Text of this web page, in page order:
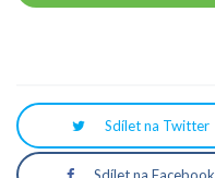
Sdílet na Twitter